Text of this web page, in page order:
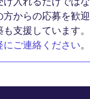
からの応募を歓
支援しています
にご連絡ください。